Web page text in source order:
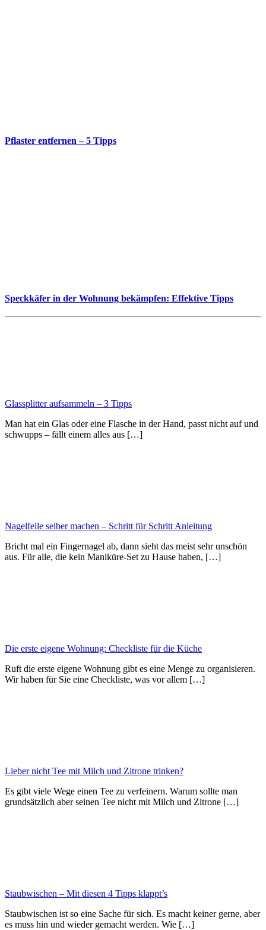
Pflaster entfernen – 5 Tipps
Speckkäfer in der Wohnung bekämpfen: Effektive Tipps
Glassplitter aufsammeln – 3 Tipps
Man hat ein Glas oder eine Flasche in der Hand, passt nicht auf und
schwupps – fällt einem alles aus […]
Nagelfeile selber machen – Schritt für Schritt Anleitung
Bricht mal ein Fingernagel ab, dann sieht das meist sehr unschön
aus. Für alle, die kein Maniküre-Set zu Hause haben, […]
Die erste eigene Wohnung: Checkliste für die Küche
Ruft die erste eigene Wohnung gibt es eine Menge zu organisieren.
Wir haben für Sie eine Checkliste, was vor allem […]
Lieber nicht Tee mit Milch und Zitrone trinken?
Es gibt viele Wege einen Tee zu verfeinern. Warum sollte man
grundsätzlich aber seinen Tee nicht mit Milch und Zitrone […]
Staubwischen – Mit diesen 4 Tipps klappt’s
Staubwischen ist so eine Sache für sich. Es macht keiner gerne, aber
es muss hin und wieder gemacht werden. Wie […]